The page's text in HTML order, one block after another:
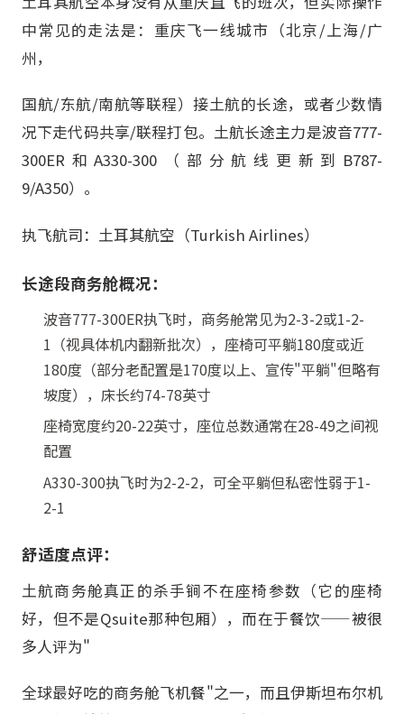
中常见的走法是：重庆飞一线城市（北京/上海/广
州，
国航/东航/南航等联程）接土航的长途，或者少数情
况下走代码共享/联程打包。土航长途主力是波音777-
300ER和A330-300（部分航线更新到B787-
9/A350）。
执飞航司：土耳其航空（Turkish Airlines）
长途段商务舱概况：
波音777-300ER执飞时，商务舱常见为2-3-2或1-2-
1（视具体机内翻新批次），座椅可平躺180度或近
180度（部分老配置是170度以上、宣传"平躺"但略有
坡度），床长约74-78英寸
座椅宽度约20-22英寸，座位总数通常在28-49之间视
配置
A330-300执飞时为2-2-2，可全平躺但私密性弱于1-
2-1
舒适度点评：
土航商务舱真正的杀手锏不在座椅参数（它的座椅
好，但不是Qsuite那种包厢），而在于餐饮——被很
多人评为"
全球最好吃的商务舱飞机餐"之一，而且伊斯坦布尔机